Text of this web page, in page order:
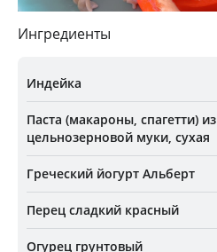
Ингредиенты
Индейка
Паста (макароны, спагетти) из
цельнозерновой муки, сухая
Греческий йогурт Альберт
Перец сладкий красный
Огурец грунтовый